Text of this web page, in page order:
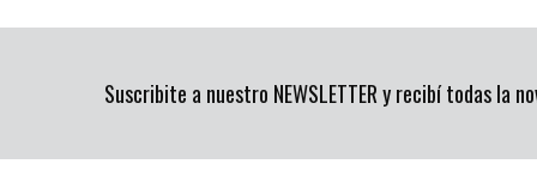
Suscribite a nuestro NEWSLETTER y recibí todas la